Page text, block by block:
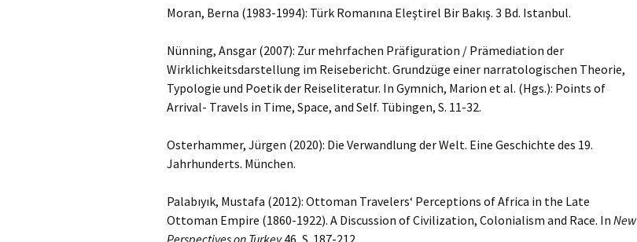
Moran, Berna (1983-1994): Türk Romanına Eleştirel Bir Bakış. 3 Bd. Istanbul.
Nünning, Ansgar (2007): Zur mehrfachen Präfiguration / Prämediation der
Wirklichkeitsdarstellung im Reisebericht. Grundzüge einer narratologischen Theorie,
Typologie und Poetik der Reiseliteratur. In Gymnich, Marion et al. (Hgs.): Points of
Arrival- Travels in Time, Space, and Self. Tübingen, S. 11-32.
Osterhammer, Jürgen (2020): Die Verwandlung der Welt. Eine Geschichte des 19.
Jahrhunderts. München.
Palabıyık, Mustafa (2012): Ottoman Travelers‘ Perceptions of Africa in the Late
Ottoman Empire (1860-1922). A Discussion of Civilization, Colonialism and Race. In New
Perspectives on Turkey46, S. 187-212.